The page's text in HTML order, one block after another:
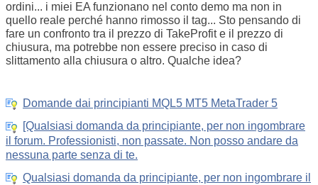
ordini... i miei EA funzionano nel conto demo ma non in
quello reale perché hanno rimosso il tag... Sto pensando di
fare un confronto tra il prezzo di TakeProfit e il prezzo di
chiusura, ma potrebbe non essere preciso in caso di
slittamento alla chiusura o altro. Qualche idea?
Domande dai principianti MQL5 MT5 MetaTrader 5
[Qualsiasi domanda da principiante, per non ingombrare
il forum. Professionisti, non passate. Non posso andare da
nessuna parte senza di te.
Qualsiasi domanda da principiante, per non ingombrare il